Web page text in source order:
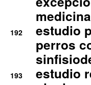
192
estudio
perros
193
estudio